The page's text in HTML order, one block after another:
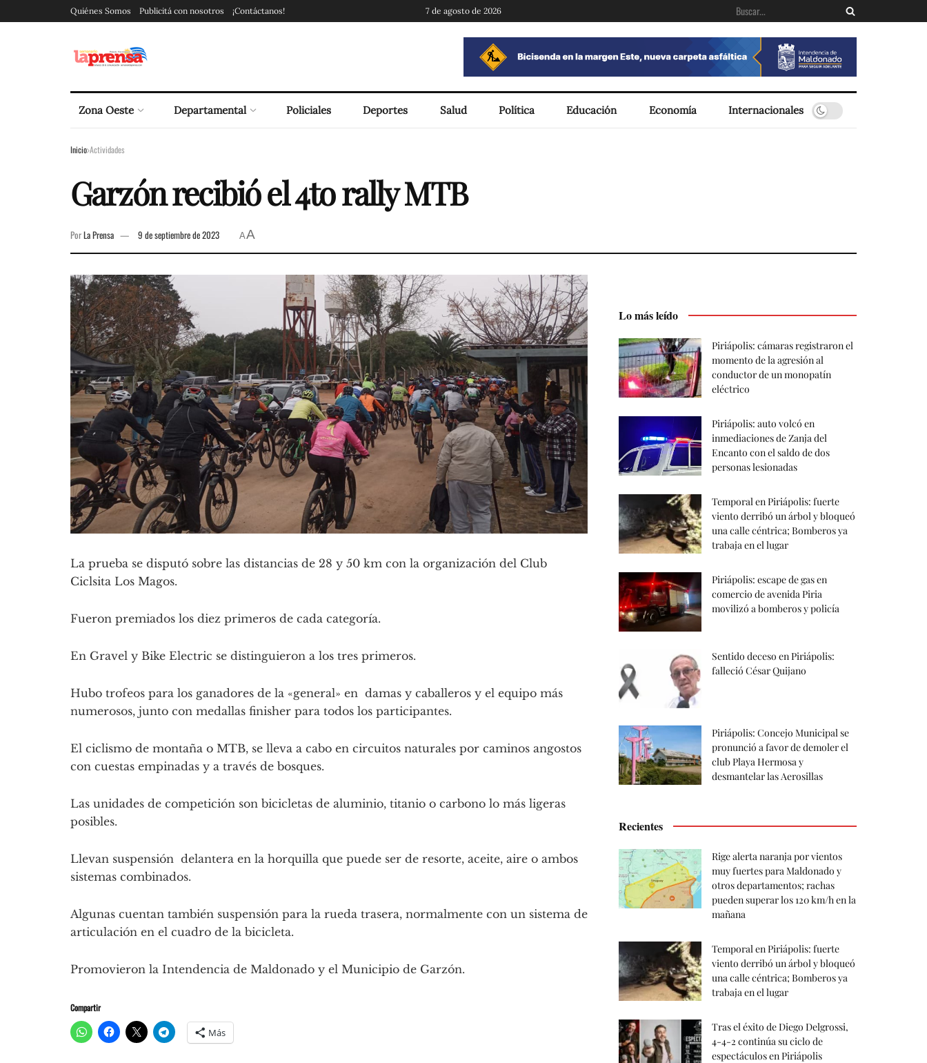
Quiénes Somos Publicitá con nosotros ¡Contáctanos! 7 de agosto de 2026
Zona Oeste Departamental Policiales Deportes Salud Política Educación Economía Internacionales
Inicio Actividades
Garzón recibió el 4to rally MTB
PorLa Prensa 9 de septiembre de 2023 AA
La prueba se disputó sobre las distancias de 28 y 50 km con la organización del Club
Ciclsita Los Magos.
Fueron premiados los diez primeros de cada categoría.
En Gravel y Bike Electric se distinguieron a los tres primeros.
Hubo trofeos para los ganadores de la «general» en damas y caballeros y el equipo más
numerosos, junto con medallas finisher para todos los participantes.
El ciclismo de montaña o MTB, se lleva a cabo en circuitos naturales por caminos angostos
con cuestas empinadas y a través de bosques.
Las unidades de competición son bicicletas de aluminio, titanio o carbono lo más ligeras
posibles.
Llevan suspensión delantera en la horquilla que puede ser de resorte, aceite, aire o ambos
sistemas combinados.
Algunas cuentan también suspensión para la rueda trasera, normalmente con un sistema de
articulación en el cuadro de la bicicleta.
Promovieron la Intendencia de Maldonado y el Municipio de Garzón.
Compartir
Más
Lo más leído
Piriápolis: cámaras registraron el
momento de la agresión al
conductor de un monopatín
eléctrico
Piriápolis: auto volcó en
inmediaciones de Zanja del
Encanto con el saldo de dos
personas lesionadas
Temporal en Piriápolis: fuerte
viento derribó un árbol y bloqueó
una calle céntrica; Bomberos ya
trabaja en el lugar
Piriápolis: escape de gas en
comercio de avenida Piria
movilizó a bomberos y policía
Sentido deceso en Piriápolis:
falleció César Quijano
Piriápolis: Concejo Municipal se
pronunció a favor de demoler el
club Playa Hermosa y
desmantelar las Aerosillas
Recientes
Rige alerta naranja por vientos
muy fuertes para Maldonado y
otros departamentos; rachas
pueden superar los 120 km/h en la
mañana
Temporal en Piriápolis: fuerte
viento derribó un árbol y bloqueó
una calle céntrica; Bomberos ya
trabaja en el lugar
Tras el éxito de Diego Delgrossi,
4-4-2 continúa su ciclo de
espectáculos en Piriápolis